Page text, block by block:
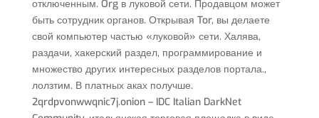
отключенным. Org в луковой сети. Продавцом может
быть сотрудник органов. Открывая Tor, вы делаете
свой компьютер частью «луковой» сети. Халява,
раздачи, хакерский раздел, программирование и
множество других интересных разделов портала.,
лолзтим. В платных аках получше.
2qrdpvonwwqnic7j.onion – IDC Italian DarkNet